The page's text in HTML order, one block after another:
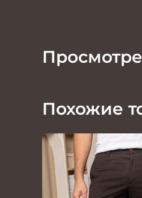
Похожие